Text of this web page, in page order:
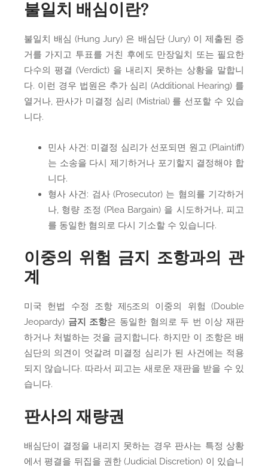
불일치 배심이란?
불일치 배심 (Hung Jury) 은 배심단 (Jury) 이 제출된 증
거를 가지고 투표를 거친 후에도 만장일치 또는 필요한
다수의 평결 (Verdict) 을 내리지 못하는 상황을 말합니
다. 이런 경우 법원은 추가 심리 (Additional Hearing) 를
열거나, 판사가 미결정 심리 (Mistrial) 를 선포할 수 있습
니다.
민사 사건: 미결정 심리가 선포되면 원고 (Plaintiff)
는 소송을 다시 제기하거나 포기할지 결정해야 합
니다.
형사 사건: 검사 (Prosecutor) 는 혐의를 기각하거
나, 형량 조정 (Plea Bargain) 을 시도하거나, 피고
를 동일한 혐의로 다시 기소할 수 있습니다.
이중의 위험 금지 조항과의 관
계
미국 헌법 수정 조항 제5조의 이중의 위험 (Double
Jeopardy) 금지 조항은 동일한 혐의로 두 번 이상 재판
하거나 처벌하는 것을 금지합니다. 하지만 이 조항은 배
심단의 의견이 엇갈려 미결정 심리가 된 사건에는 적용
되지 않습니다. 따라서 피고는 새로운 재판을 받을 수 있
습니다.
판사의 재량권
배심단이 결정을 내리지 못하는 경우 판사는 특정 상황
에서 평결을 뒤집을 권한 (Judicial Discretion) 이 있습니